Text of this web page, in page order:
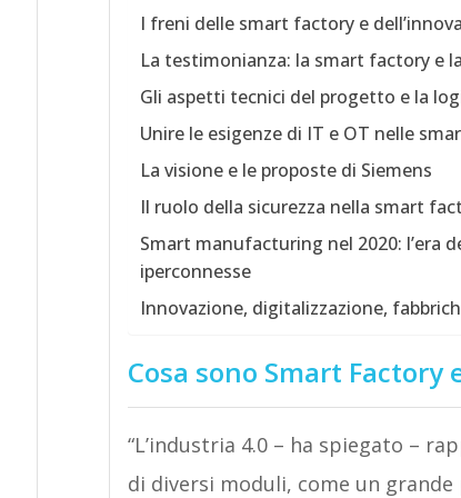
I freni delle smart factory e
La testimonianza: la smart factory e
Gli aspetti tecnici del progetto e la
Unire le esigenze di IT e OT nelle
La visione e le proposte di Siemens
Il ruolo della sicurezza nella smart
Smart manufacturing nel 2020: l’era
iperconnesse
Innovazione, digitalizzazione,
Cosa sono Smart Factory
“L’industria 4.0 – ha spiegato –
di diversi moduli, come un